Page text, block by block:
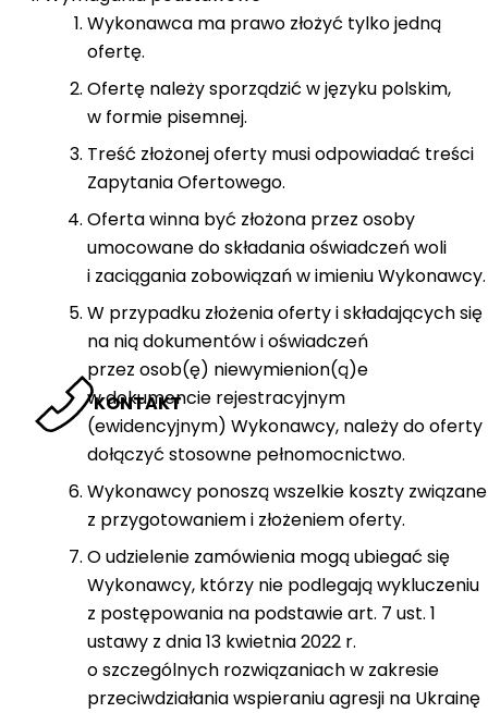
KONTAKT
Wykonawca ma prawo złożyć tylko jedną
ofertę.
Ofertę należy sporządzić w języku polskim,
w formie pisemnej.
Treść złożonej oferty musi odpowiadać treści
Zapytania Ofertowego.
Oferta winna być złożona przez osoby
umocowane do składania oświadczeń woli
i zaciągania zobowiązań w imieniu Wykonawcy.
W przypadku złożenia oferty i składających się
na nią dokumentów i oświadczeń
przez osob(ę) niewymienion(ą)e
w dokumencie rejestracyjnym
(ewidencyjnym) Wykonawcy, należy do oferty
dołączyć stosowne pełnomocnictwo.
Wykonawcy ponoszą wszelkie koszty związane
z przygotowaniem i złożeniem oferty.
O udzielenie zamówienia mogą ubiegać się
Wykonawcy, którzy nie podlegają wykluczeniu
z postępowania na podstawie art. 7 ust. 1
ustawy z dnia 13 kwietnia 2022 r.
o szczególnych rozwiązaniach w zakresie
przeciwdziałania wspieraniu agresji na Ukrainę